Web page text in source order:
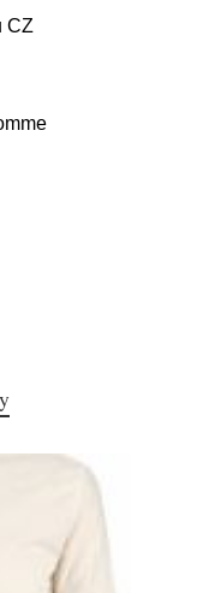
CZ